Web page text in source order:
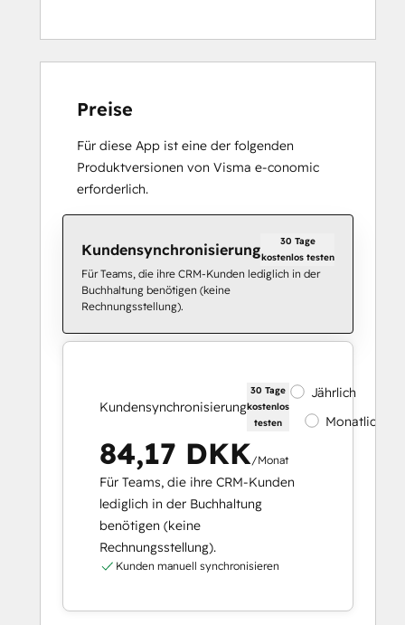
Preise
Für diese App ist eine der folgenden
Produktversionen von Visma e-conomic
erforderlich.
Kundensynchronisierung
30 Tage
kostenlos testen
Für Teams, die ihre CRM-Kunden lediglich in der
Buchhaltung benötigen (keine
Rechnungsstellung).
Kundensynchronisierung
30 Tage
kostenlos
testen
Jährlich
Monatlich
84,17 DKK/Monat
Für Teams, die ihre CRM-Kunden
lediglich in der Buchhaltung
benötigen (keine
Rechnungsstellung).
Kunden manuell synchronisieren